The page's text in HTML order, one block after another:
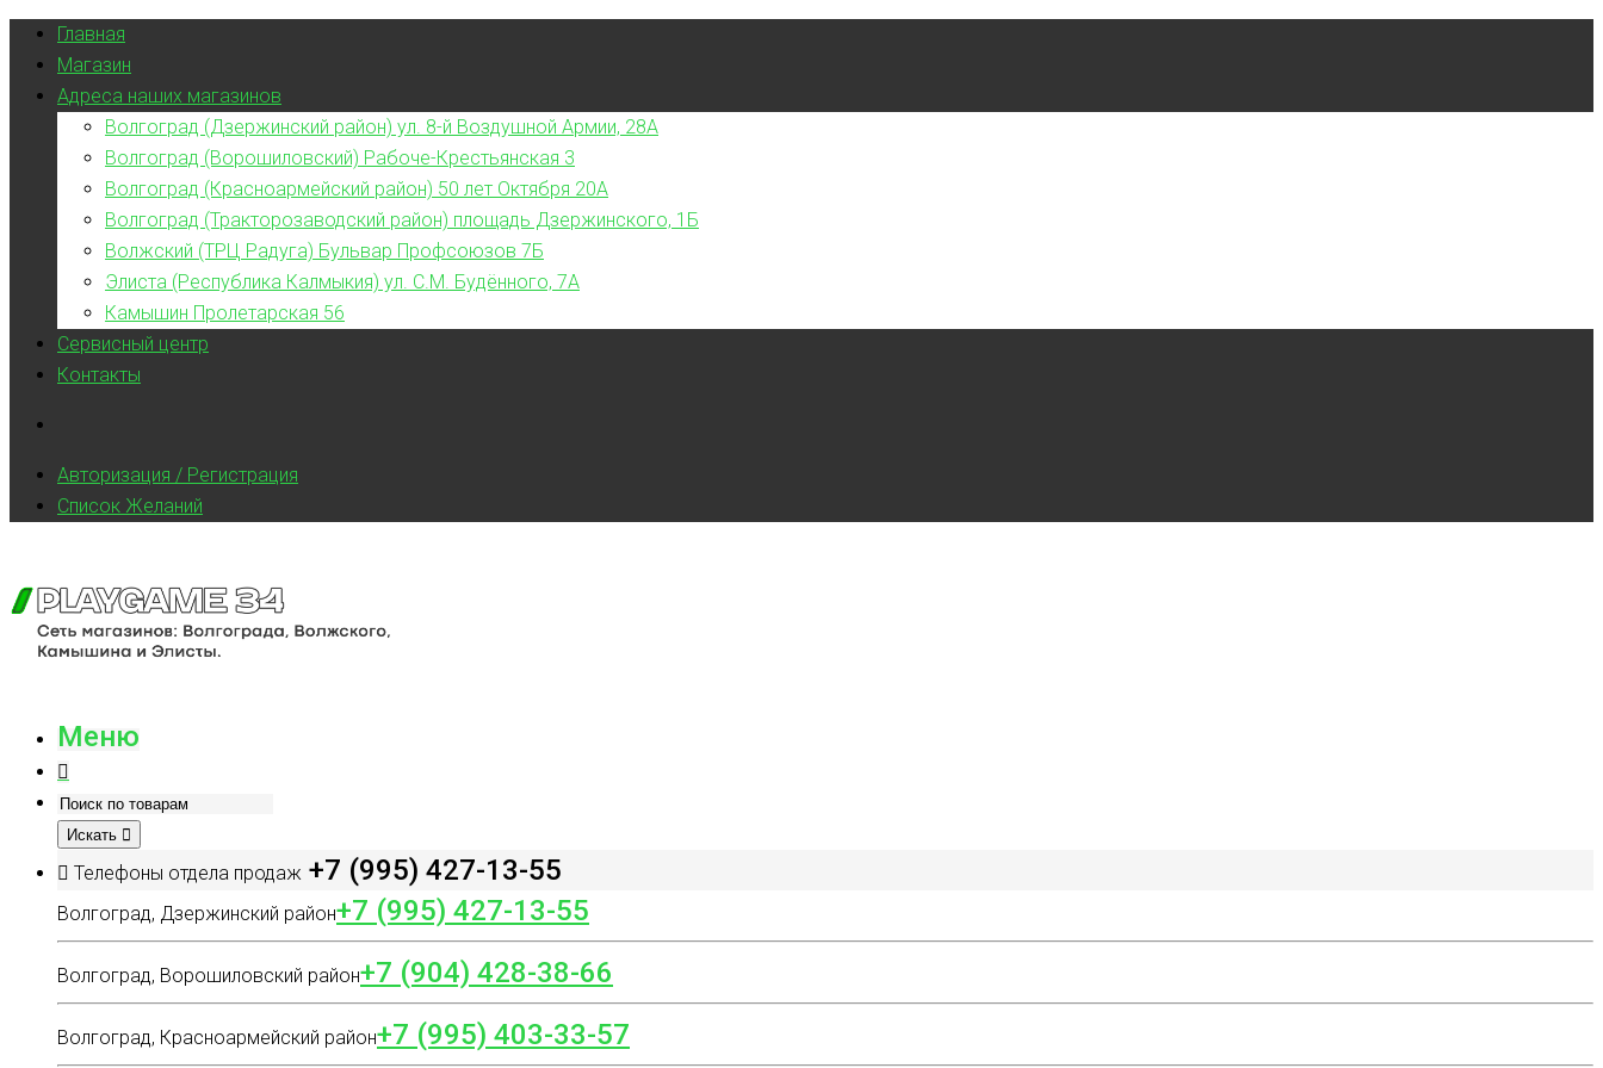
Главная
Магазин
Адреса наших магазинов
Волгоград (Дзержинский район) ул. 8-й Воздушной Армии, 28А
Волгоград (Ворошиловский) Рабоче-Крестьянская 3
Волгоград (Красноармейский район) 50 лет Октября 20А
Волгоград (Тракторозаводский район) площадь Дзержинского, 1Б
Волжский (ТРЦ Радуга) Бульвар Профсоюзов 7Б
Элиста (Республика Калмыкия) ул. С.М. Будённого, 7А
Камышин Пролетарская 56
Сервисный центр
Контакты
Авторизация / Регистрация
Список Желаний
Меню
Искать
Телефоны отдела продаж +7 (995) 427-13-55
Волгоград, Дзержинский район+7 (995) 427-13-55
Волгоград, Ворошиловский район+7 (904) 428-38-66
Волгоград, Красноармейский район+7 (995) 403-33-57